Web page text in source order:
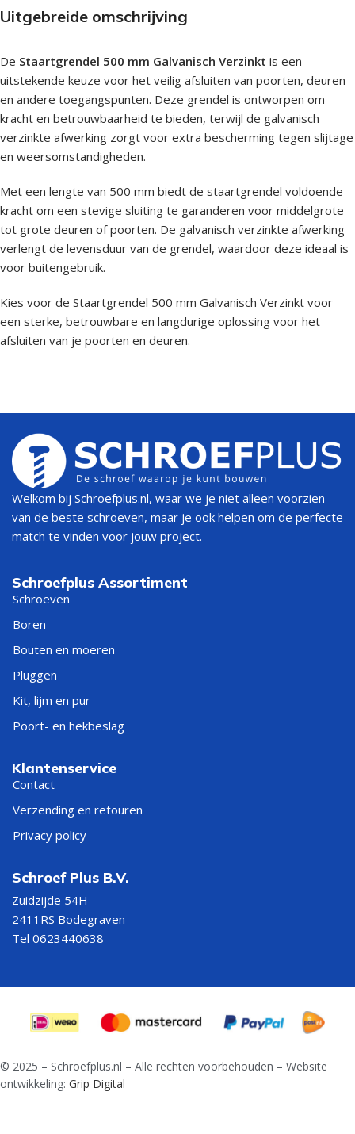
Uitgebreide omschrijving
De Staartgrendel 500 mm Galvanisch Verzinkt is een
uitstekende keuze voor het veilig afsluiten van poorten, deuren
en andere toegangspunten. Deze grendel is ontworpen om
kracht en betrouwbaarheid te bieden, terwijl de galvanisch
verzinkte afwerking zorgt voor extra bescherming tegen slijtage
en weersomstandigheden.
Met een lengte van 500 mm biedt de staartgrendel voldoende
kracht om een stevige sluiting te garanderen voor middelgrote
tot grote deuren of poorten. De galvanisch verzinkte afwerking
verlengt de levensduur van de grendel, waardoor deze ideaal is
voor buitengebruik.
Kies voor de Staartgrendel 500 mm Galvanisch Verzinkt voor
een sterke, betrouwbare en langdurige oplossing voor het
afsluiten van je poorten en deuren.
Welkom bij Schroefplus.nl, waar we je niet alleen voorzien
van de beste schroeven, maar je ook helpen om de perfecte
match te vinden voor jouw project.
Schroefplus Assortiment
Schroeven
Boren
Bouten en moeren
Pluggen
Kit, lijm en pur
Poort- en hekbeslag
Klantenservice
Contact
Verzending en retouren
Privacy policy
Schroef Plus B.V.
Zuidzijde 54H
2411RS Bodegraven
Tel 0623440638
© 2025 – Schroefplus.nl – Alle rechten voorbehouden – Website
ontwikkeling: Grip Digital